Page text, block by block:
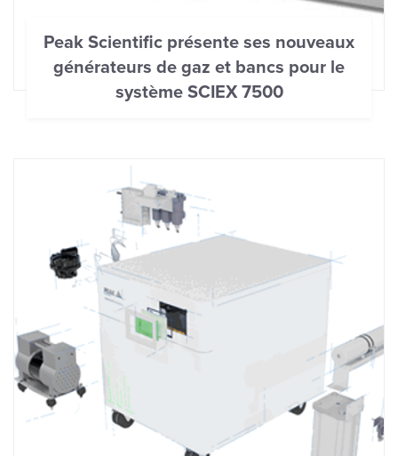
Peak Scientific présente ses nouveaux
générateurs de gaz et bancs pour le
système SCIEX 7500